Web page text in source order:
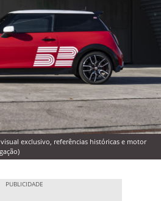
exclusivo, referências históricas e motor